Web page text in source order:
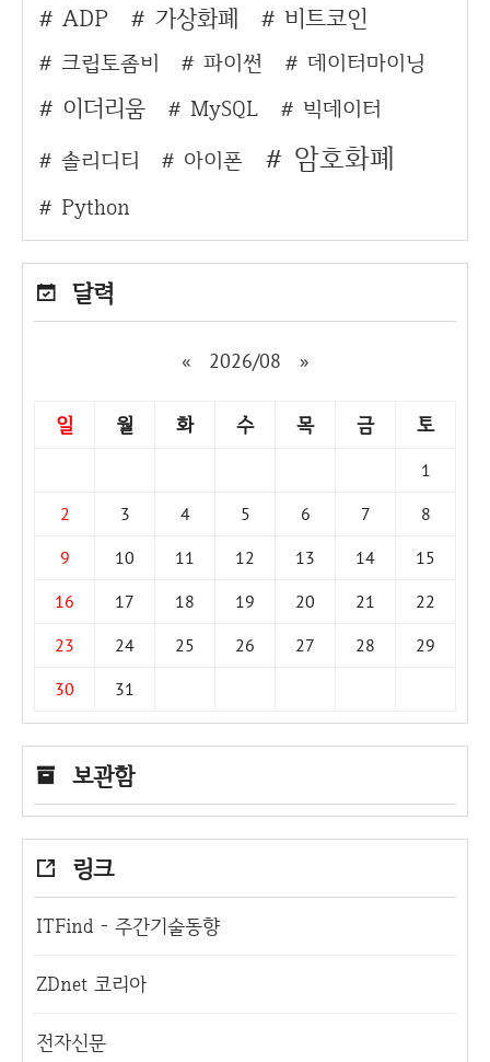
ADP 가상화폐 비트코인
크립토좀비 파이썬 데이터마이닝
이더리움 MySQL
빅데이터
솔리디티
아이폰 암호화폐
Python
달력
« 2026/08 »
일 월 화 수 목 금 토
1
2
3 4 5 6 7
8
9
10 11 12 13 14
15
16
17 18 19 20 21
22
23
24 25 26 27 28
29
30
31
보관함
링크
ITFind - 주간기술동향
ZDnet 코리아
전자신문